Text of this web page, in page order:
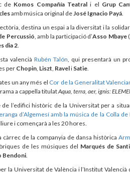
de Komos Compañía Teatral i el Grup
amb música original deJosé Ignacio Payá.
destina un espai a la diversitat i la
Percussió, amb la participació d’Asso Mbaye(
dia 2.
valencià Rubén Talón, qui presentarà un
per Chopin, Liszt, Raveli Satie.
un any més el Cor de la Generalitat
a cappella titulatAqua, terra, aer, ignis:
l’edifici històric de la Universitat per a
d’Algemesí amb la música de la Colla
i començarà a les 20 hores.
càrrec de la companyia de dansa històrica
de les músiques del Marqués de
Bendoni.
la Universitat de València i l’Institut